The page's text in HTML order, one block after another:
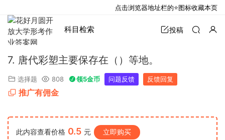
科目检索 投稿
7. 唐代彩塑主要保存在（）等地。
选择题 808 领5金币 问题反馈 反馈回复
推广有佣金
此内容查看价格 0.5 元 立即购买
点击浏览器地址栏的⭐图标收藏本页